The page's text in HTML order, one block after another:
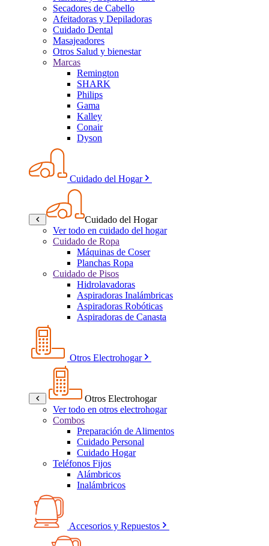
Secadores de Cabello
Afeitadoras y Depiladoras
Cuidado Dental
Masajeadores
Otros Salud y bienestar
Marcas
Remington
SHARK
Philips
Gama
Kalley
Conair
Dyson
Cuidado del Hogar
Cuidado del Hogar
Ver todo en cuidado del hogar
Cuidado de Ropa
Máquinas de Coser
Planchas Ropa
Cuidado de Pisos
Hidrolavadoras
Aspiradoras Inalámbricas
Aspiradoras Robóticas
Aspiradoras de Canasta
Otros Electrohogar
Otros Electrohogar
Ver todo en otros electrohogar
Combos
Preparación de Alimentos
Cuidado Personal
Cuidado Hogar
Teléfonos Fijos
Alámbricos
Inalámbricos
Accesorios y Repuestos